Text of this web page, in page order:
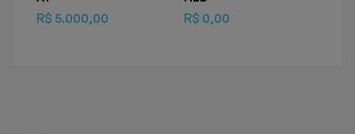
R$ 5.000,00 R$ 0,00